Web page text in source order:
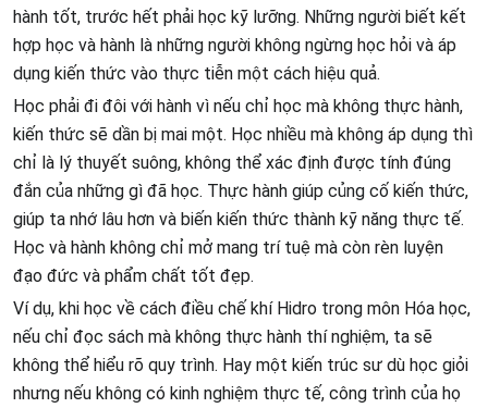
hành tốt, trước hết phải học kỹ lưỡng. Những người biết kết
hợp học và hành là những người không ngừng học hỏi và áp
dụng kiến thức vào thực tiễn một cách hiệu quả.
Học phải đi đôi với hành vì nếu chỉ học mà không thực hành,
kiến thức sẽ dần bị mai một. Học nhiều mà không áp dụng thì
chỉ là lý thuyết suông, không thể xác định được tính đúng
đắn của những gì đã học. Thực hành giúp củng cố kiến thức,
giúp ta nhớ lâu hơn và biến kiến thức thành kỹ năng thực tế.
Học và hành không chỉ mở mang trí tuệ mà còn rèn luyện
đạo đức và phẩm chất tốt đẹp.
Ví dụ, khi học về cách điều chế khí Hidro trong môn Hóa học,
nếu chỉ đọc sách mà không thực hành thí nghiệm, ta sẽ
không thể hiểu rõ quy trình. Hay một kiến trúc sư dù học giỏi
nhưng nếu không có kinh nghiệm thực tế, công trình của họ